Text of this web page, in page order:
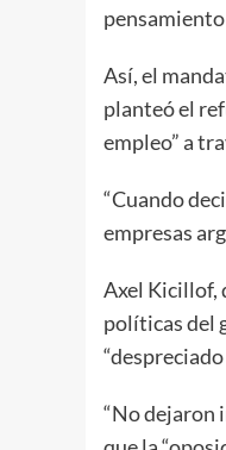
Así, el
planteó el
empleo” a
“Cuando
empresas
Axel Kicillof,
políticas del
“No dejaron